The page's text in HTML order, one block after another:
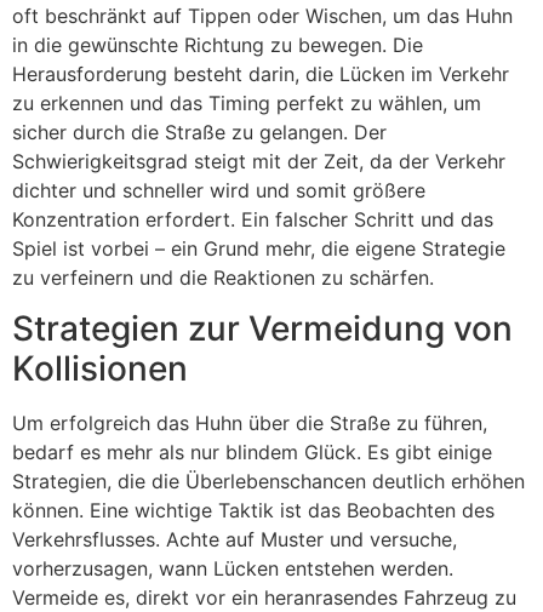
oft beschränkt auf Tippen oder Wischen, um das Huhn
in die gewünschte Richtung zu bewegen. Die
Herausforderung besteht darin, die Lücken im Verkehr
zu erkennen und das Timing perfekt zu wählen, um
sicher durch die Straße zu gelangen. Der
Schwierigkeitsgrad steigt mit der Zeit, da der Verkehr
dichter und schneller wird und somit größere
Konzentration erfordert. Ein falscher Schritt und das
Spiel ist vorbei – ein Grund mehr, die eigene Strategie
zu verfeinern und die Reaktionen zu schärfen.
Strategien zur Vermeidung von
Kollisionen
Um erfolgreich das Huhn über die Straße zu führen,
bedarf es mehr als nur blindem Glück. Es gibt einige
Strategien, die die Überlebenschancen deutlich erhöhen
können. Eine wichtige Taktik ist das Beobachten des
Verkehrsflusses. Achte auf Muster und versuche,
vorherzusagen, wann Lücken entstehen werden.
Vermeide es, direkt vor ein heranrasendes Fahrzeug zu